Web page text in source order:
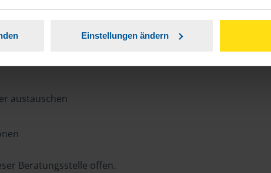
Einstellungen ändern
austauschen
Beratungsstelle offen.